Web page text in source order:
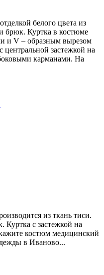
белого цвета из
брюк. Куртка в костюме
и V – образным вырезом
застежкой на
карманами. На
из ткань тиси.
Куртка с застежкой на
костюм медицинский
в Иваново...